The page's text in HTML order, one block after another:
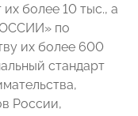
более 10 тыс., а
по
их более 600
стандарт
России,